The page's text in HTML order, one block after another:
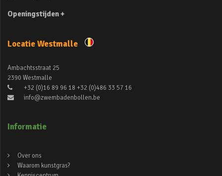
Openingstijden +
Locatie Westmalle
Ambachtsstraat 25
2390 Westmalle
+32 (0)16 89 96 18 +32 (0)486 33 57 16
info@zwembadenbollen.be
Informatie
Over ons
Waarom kunstgras?